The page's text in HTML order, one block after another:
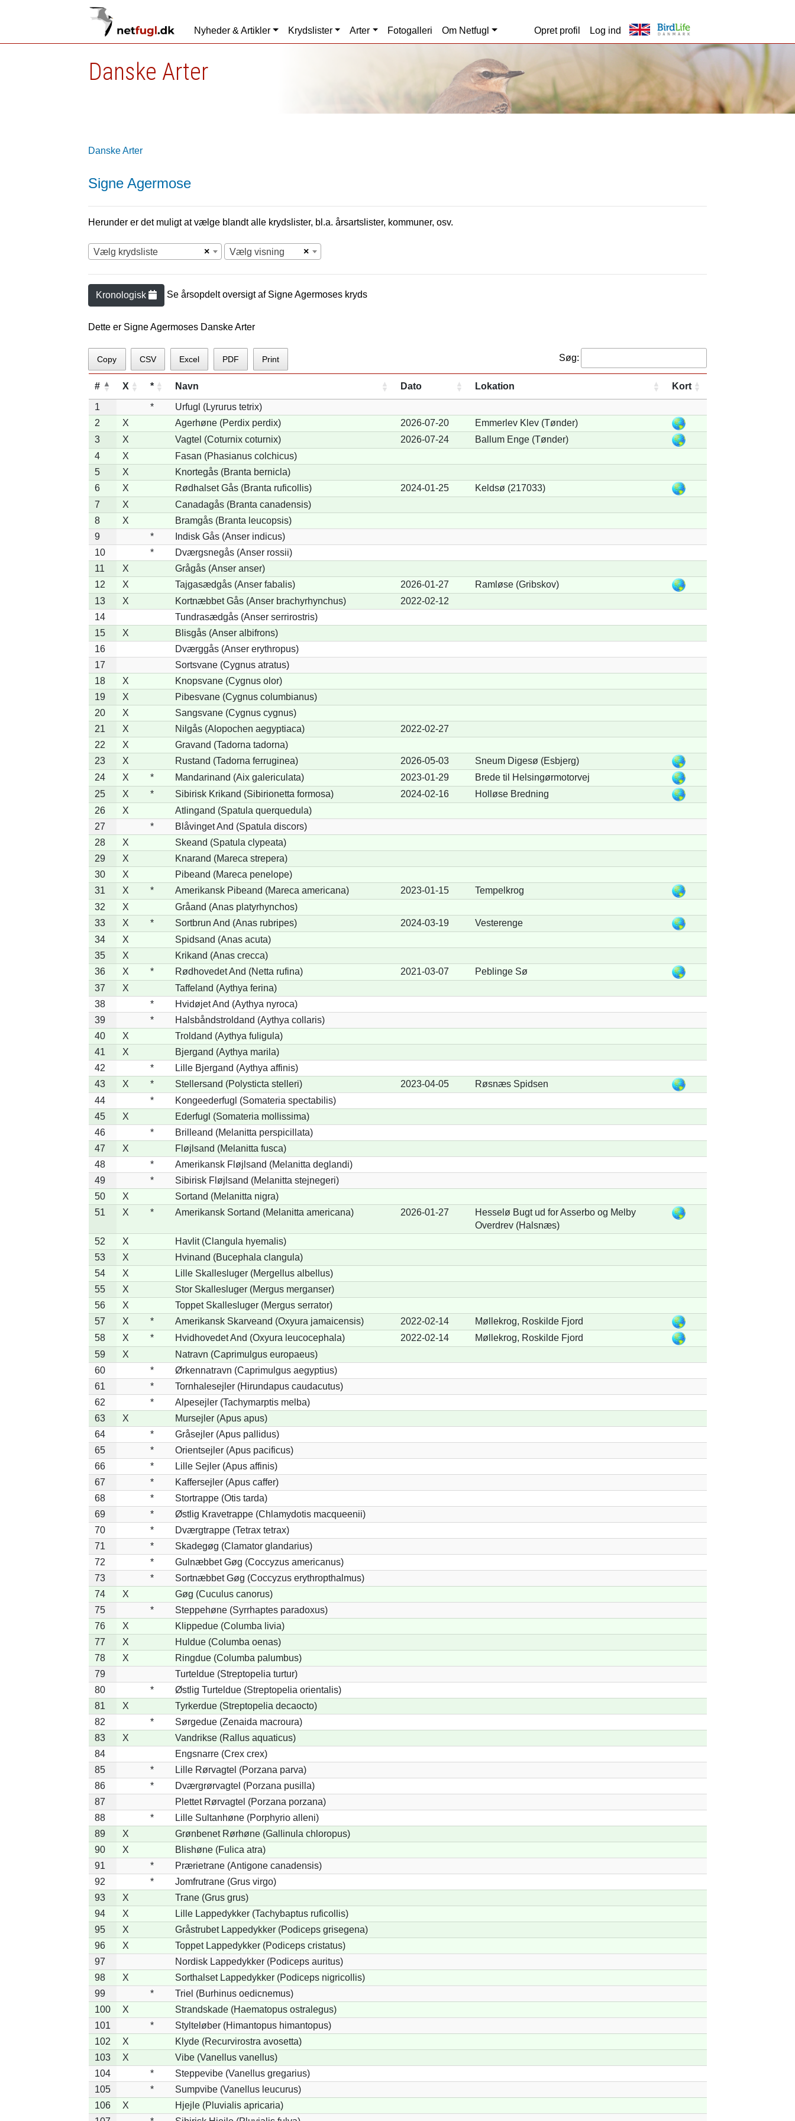
Nyheder & Artikler Krydslister Arter Fotogalleri Om Netfugl Opret profil Log ind
Danske Arter
Danske Arter
Signe Agermose
Herunder er det muligt at vælge blandt alle krydslister, bl.a. årsartslister, kommuner, osv.
×
Vælg krydsliste ×
Vælg visning
Kronologisk Se årsopdelt oversigt af Signe Agermoses kryds
Dette er Signe Agermoses Danske Arter
Copy CSV Excel PDF Print Søg:
# X * Navn Dato Lokation Kort
1 *
Urfugl (Lyrurus tetrix)
2
X Agerhøne (Perdix perdix) 2026-07-20
Emmerlev Klev (Tønder)
3
X Vagtel (Coturnix coturnix) 2026-07-24
Ballum Enge (Tønder)
4
X
Fasan (Phasianus colchicus)
5
X
Knortegås (Branta bernicla)
6
X Rødhalset Gås (Branta ruficollis) 2024-01-25
Keldsø (217033)
7
X
Canadagås (Branta canadensis)
8
X
Bramgås (Branta leucopsis)
9
*
Indisk Gås (Anser indicus)
10
*
Dværgsnegås (Anser rossii)
11
X
Grågås (Anser anser)
12
X Tajgasædgås (Anser fabalis) 2026-01-27
Ramløse (Gribskov)
13
X Kortnæbbet Gås (Anser brachyrhynchus)
2022-02-12
14
Tundrasædgås (Anser serrirostris)
15
X
Blisgås (Anser albifrons)
16
Dværggås (Anser erythropus)
17
Sortsvane (Cygnus atratus)
18
X
Knopsvane (Cygnus olor)
19
X
Pibesvane (Cygnus columbianus)
20
X
Sangsvane (Cygnus cygnus)
21
X Nilgås (Alopochen aegyptiaca)
2022-02-27
22
X
Gravand (Tadorna tadorna)
23
X Rustand (Tadorna ferruginea) 2026-05-03
Sneum Digesø (Esbjerg)
24
X * Mandarinand (Aix galericulata) 2023-01-29
Brede til Helsingørmotorvej
25
X * Sibirisk Krikand (Sibirionetta formosa) 2024-02-16
Holløse Bredning
26
X
Atlingand (Spatula querquedula)
27
*
Blåvinget And (Spatula discors)
28
X
Skeand (Spatula clypeata)
29
X
Knarand (Mareca strepera)
30
X
Pibeand (Mareca penelope)
31
X * Amerikansk Pibeand (Mareca americana) 2023-01-15
Tempelkrog
32
X
Gråand (Anas platyrhynchos)
33
X * Sortbrun And (Anas rubripes) 2024-03-19
Vesterenge
34
X
Spidsand (Anas acuta)
35
X
Krikand (Anas crecca)
36
X * Rødhovedet And (Netta rufina) 2021-03-07
Peblinge Sø
37
X
Taffeland (Aythya ferina)
38
*
Hvidøjet And (Aythya nyroca)
39
*
Halsbåndstroldand (Aythya collaris)
40
X
Troldand (Aythya fuligula)
41
X
Bjergand (Aythya marila)
42
*
Lille Bjergand (Aythya affinis)
43
X * Stellersand (Polysticta stelleri) 2023-04-05
Røsnæs Spidsen
44
*
Kongeederfugl (Somateria spectabilis)
45
X
Ederfugl (Somateria mollissima)
46
*
Brilleand (Melanitta perspicillata)
47
X
Fløjlsand (Melanitta fusca)
48
*
Amerikansk Fløjlsand (Melanitta deglandi)
49
*
Sibirisk Fløjlsand (Melanitta stejnegeri)
50
X
Sortand (Melanitta nigra)
51
X * Amerikansk Sortand (Melanitta americana) 2026-01-27
Hesselø Bugt ud for Asserbo og Melby
Overdrev (Halsnæs)
52
X
Havlit (Clangula hyemalis)
53
X
Hvinand (Bucephala clangula)
54
X
Lille Skallesluger (Mergellus albellus)
55
X
Stor Skallesluger (Mergus merganser)
56
X
Toppet Skallesluger (Mergus serrator)
57
X * Amerikansk Skarveand (Oxyura jamaicensis) 2022-02-14
Møllekrog, Roskilde Fjord
58
X * Hvidhovedet And (Oxyura leucocephala) 2022-02-14
Møllekrog, Roskilde Fjord
59
X
Natravn (Caprimulgus europaeus)
60
*
Ørkennatravn (Caprimulgus aegyptius)
61
*
Tornhalesejler (Hirundapus caudacutus)
62
*
Alpesejler (Tachymarptis melba)
63
X
Mursejler (Apus apus)
64
*
Gråsejler (Apus pallidus)
65
*
Orientsejler (Apus pacificus)
66
*
Lille Sejler (Apus affinis)
67
*
Kaffersejler (Apus caffer)
68
*
Stortrappe (Otis tarda)
69
*
Østlig Kravetrappe (Chlamydotis macqueenii)
70
*
Dværgtrappe (Tetrax tetrax)
71
*
Skadegøg (Clamator glandarius)
72
*
Gulnæbbet Gøg (Coccyzus americanus)
73
*
Sortnæbbet Gøg (Coccyzus erythropthalmus)
74
X
Gøg (Cuculus canorus)
75
*
Steppehøne (Syrrhaptes paradoxus)
76
X
Klippedue (Columba livia)
77
X
Huldue (Columba oenas)
78
X
Ringdue (Columba palumbus)
79
Turteldue (Streptopelia turtur)
80
*
Østlig Turteldue (Streptopelia orientalis)
81
X
Tyrkerdue (Streptopelia decaocto)
82
*
Sørgedue (Zenaida macroura)
83
X
Vandrikse (Rallus aquaticus)
84
Engsnarre (Crex crex)
85
*
Lille Rørvagtel (Porzana parva)
86
*
Dværgrørvagtel (Porzana pusilla)
87
Plettet Rørvagtel (Porzana porzana)
88
*
Lille Sultanhøne (Porphyrio alleni)
89
X
Grønbenet Rørhøne (Gallinula chloropus)
90
X
Blishøne (Fulica atra)
91
*
Prærietrane (Antigone canadensis)
92
*
Jomfrutrane (Grus virgo)
93
X
Trane (Grus grus)
94
X
Lille Lappedykker (Tachybaptus ruficollis)
95
X
Gråstrubet Lappedykker (Podiceps grisegena)
96
X
Toppet Lappedykker (Podiceps cristatus)
97
Nordisk Lappedykker (Podiceps auritus)
98
X
Sorthalset Lappedykker (Podiceps nigricollis)
99
*
Triel (Burhinus oedicnemus)
100
X
Strandskade (Haematopus ostralegus)
101
*
Stylteløber (Himantopus himantopus)
102
X
Klyde (Recurvirostra avosetta)
103
X
Vibe (Vanellus vanellus)
104
*
Steppevibe (Vanellus gregarius)
105
*
Sumpvibe (Vanellus leucurus)
106
X
Hjejle (Pluvialis apricaria)